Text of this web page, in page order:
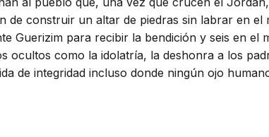
de construir un altar de piedras sin labrar en
Guerizim para recibir la bendición y seis en
ocultos como la idolatría, la deshonra a los
de integridad incluso donde ningún ojo